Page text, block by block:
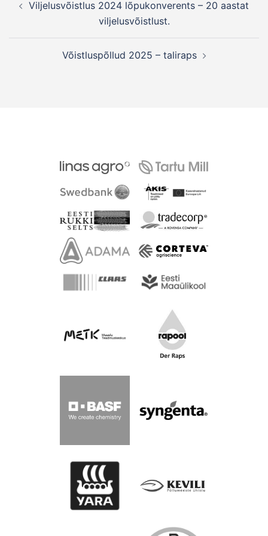
navigation
Viljelusvõistlus 2024 lõpukonverents – 20 aastat
viljelusvõistlust.
Võistluspõllud 2025 – taliraps